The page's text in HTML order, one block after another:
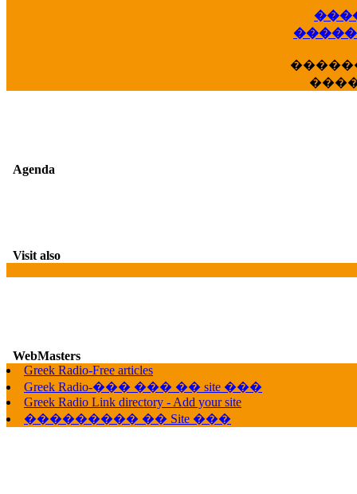
Agenda
Visit also
WebMasters
Greek Radio-Free articles
Greek Radio-��� ��� �� site ���
Greek Radio Link directory - Add your site
��������� �� Site ���